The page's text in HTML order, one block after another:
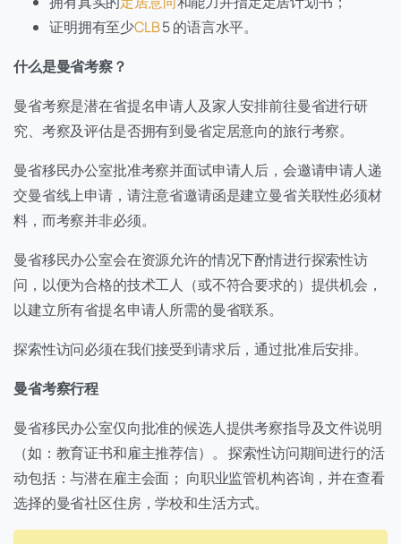
证明拥有至少CLB5 的语言水平。
什么是曼省考察？
曼省考察是潜在省提名申请人及家人安排前往曼省进行研
究、考察及评估是否拥有到曼省定居意向的旅行考察。
曼省移民办公室批准考察并面试申请人后，会邀请申请人递
交曼省线上申请，请注意省邀请函是建立曼省关联性必须材
料，而考察并非必须。
曼省移民办公室会在资源允许的情况下酌情进行探索性访
问，以便为合格的技术工人（或不符合要求的）提供机会，
以建立所有省提名申请人所需的曼省联系。
探索性访问必须在我们接受到请求后，通过批准后安排。
曼省考察行程
曼省移民办公室仅向批准的候选人提供考察指导及文件说明
（如：教育证书和雇主推荐信）。 探索性访问期间进行的活
动包括：与潜在雇主会面； 向职业监管机构咨询，并在查看
选择的曼省社区住房，学校和生活方式。